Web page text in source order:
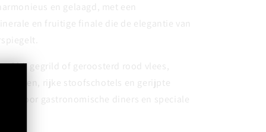
en gelaagd, met een
en fruitige finale die de elegantie van
bij gegrild of geroosterd rood vlees,
rijke stoofschotels en gerijpte
voor gastronomische diners en speciale